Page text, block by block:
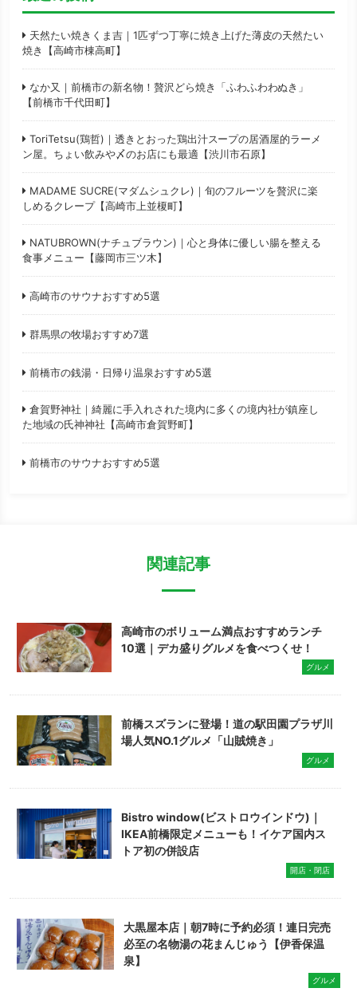
天然たい焼きくま吉｜1匹ずつ丁寧に焼き上げた薄皮の天然たい
焼き【高崎市棟高町】
なか又｜前橋市の新名物！贅沢どら焼き「ふわふわわぬき」
【前橋市千代田町】
ToriTetsu(鶏哲)｜透きとおった鶏出汁スープの居酒屋的ラーメ
ン屋。ちょい飲みや〆のお店にも最適【渋川市石原】
MADAME SUCRE(マダムシュクレ)｜旬のフルーツを贅沢に楽
しめるクレープ【高崎市上並榎町】
NATUBROWN(ナチュブラウン)｜心と身体に優しい腸を整える
食事メニュー【藤岡市三ツ木】
高崎市のサウナおすすめ5選
群馬県の牧場おすすめ7選
前橋市の銭湯・日帰り温泉おすすめ5選
倉賀野神社｜綺麗に手入れされた境内に多くの境内社が鎮座し
た地域の氏神神社【高崎市倉賀野町】
前橋市のサウナおすすめ5選
関連記事
高崎市のボリューム満点おすすめランチ
10選｜デカ盛りグルメを食べつくせ！
グルメ
前橋スズランに登場！道の駅田園プラザ川
場人気NO.1グルメ「山賊焼き」
グルメ
Bistro window(ビストロウインドウ)｜
IKEA前橋限定メニューも！イケア国内ス
トア初の併設店
開店・閉店
大黒屋本店｜朝7時に予約必須！連日完売
必至の名物湯の花まんじゅう【伊香保温
泉】
グルメ